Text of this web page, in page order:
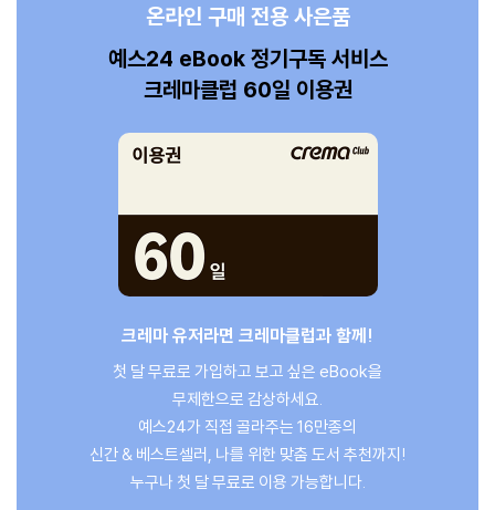
온라인 구매 전용 사은품
예스24 eBook 정기구독 서비스
크레마클럽 60일 이용권
크레마 유저라면 크레마클럽과 함께!
첫 달 무료로 가입하고 보고 싶은 eBook을
무제한으로 감상하세요.
예스24가 직접 골라주는 16만종의
신간 & 베스트셀러, 나를 위한 맞춤 도서 추천까지!
누구나 첫 달 무료로 이용 가능합니다.